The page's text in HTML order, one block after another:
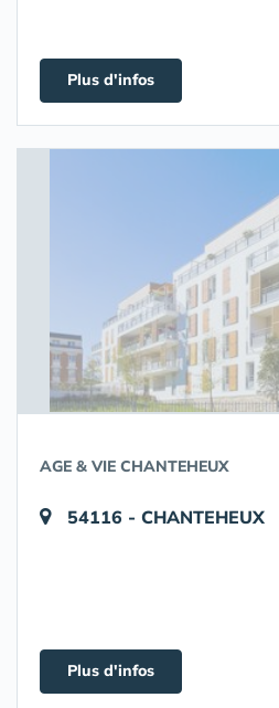
Plus d'infos
AGE & VIE CHANTEHEUX
54116 - CHANTEHEUX
Plus d'infos